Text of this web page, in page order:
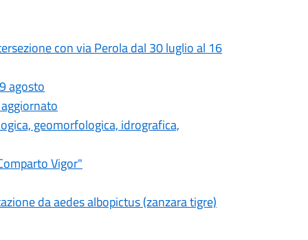
con via Perola dal 30 luglio al 16
agosto
geomorfologica, idrografica,
Vigor"
da aedes albopictus (zanzara tigre)